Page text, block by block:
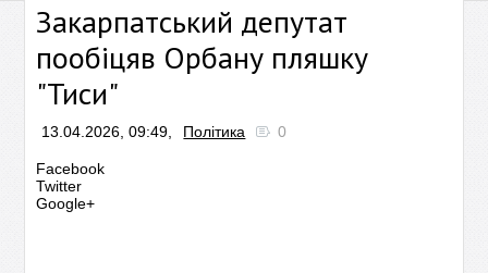
Закарпатський депутат
пообіцяв Орбану пляшку
"Тиси"
13.04.2026, 09:49, Політика 0
Facebook
Twitter
Google+